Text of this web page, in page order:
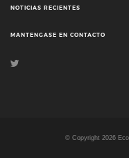
NOTICIAS RECIENTES
MANTENGASE EN CONTACTO
© Copyright 2026